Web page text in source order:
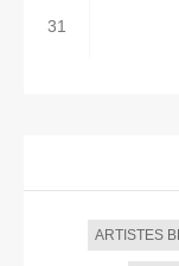
31
ARTISTES